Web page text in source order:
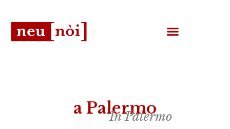
a Palermo
In Palermo